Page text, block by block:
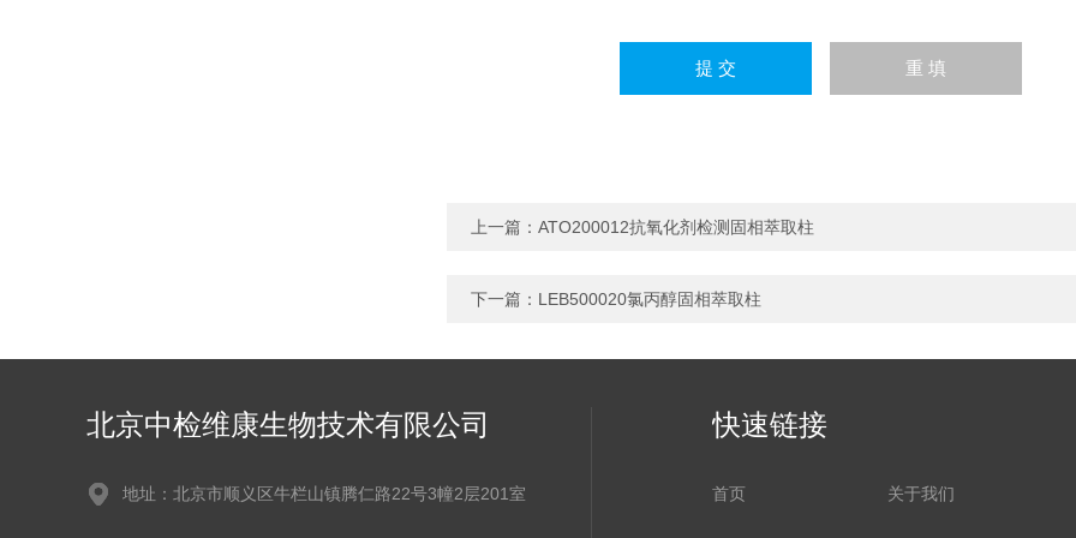
上一篇： ATO200012抗氧化剂检测固相萃取柱
下一篇： LEB500020氯丙醇固相萃取柱
北京中检维康生物技术有限公司
地址：北京市顺义区牛栏山镇腾仁路22号3幢2层201室
快速链接
首页 关于我们